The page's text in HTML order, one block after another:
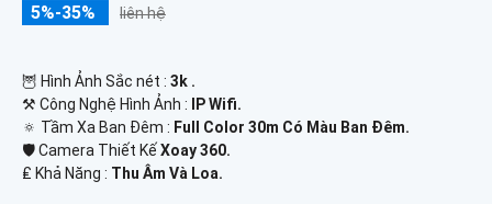
5%-35% liên hệ
🦉 Hình Ảnh Sắc nét : 3k .
⚒ Công Nghệ Hình Ảnh : IP Wifi.
🔅 Tầm Xa Ban Đêm : Full Color 30m Có Màu Ban Ðêm.
🛡 Camera Thiết KếXoay 360.
️₤ Khả Năng : Thu Âm Và Loa.